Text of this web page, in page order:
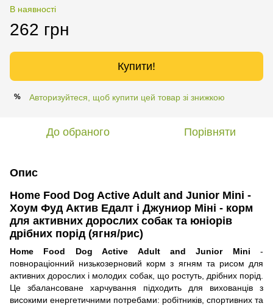
В наявності
262 грн
Купити!
% Авторизуйтеся, щоб купити цей товар зі знижкою
До обраного Порівняти
Опис
Home Food Dog Active Adult and Junior Mini -
Хоум Фуд Актив Едалт і Джуниор Міні - корм
для активних дорослих собак та юніорів
дрібних порід (ягня/рис)
Home Food Dog Active Adult and Junior Mini -
повнораціонний низькозерновий корм з ягням та рисом для
активних дорослих і молодих собак, що ростуть, дрібних порід.
Це збалансоване харчування підходить для вихованців з
високими енергетичними потребами: робітників, спортивних та